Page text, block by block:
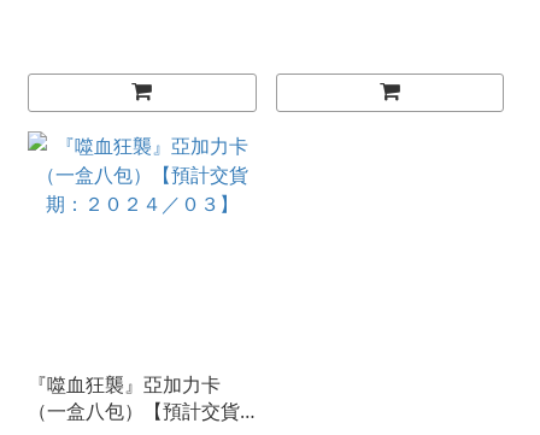
『噬血狂襲』亞加力卡
（一盒八包）【預計交貨